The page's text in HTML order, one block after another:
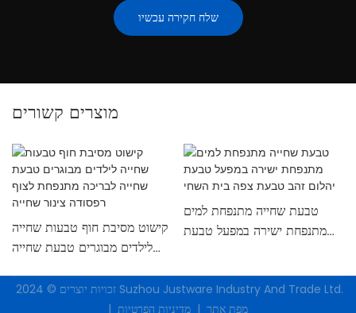
שלח חקירה עכשיו
מוצרים קשורים
קישוט מסיבת חוף טבעות שחייה
לילדים מבוגרים טבעת שחייה
צינור שחייה
טבעת שחייה מתנפחת למים
מתנפחת ישירה במפעל טבעת
Suzhou Justware Industry And Trade Ltd.
|
מפת אתר |